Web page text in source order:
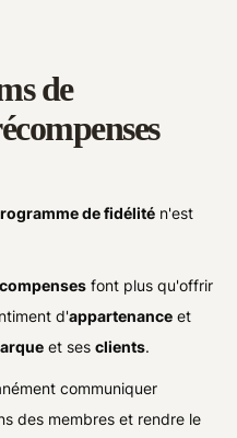
de
de fidélité n'est
font plus qu'offrir
d'appartenance et
et sesclients.
communiquer
des membres et rendre le